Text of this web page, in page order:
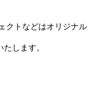
クトなどはオリジナル
します。